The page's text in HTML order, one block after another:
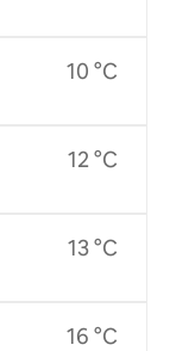
10 °C
12 °C
13 °C
16 °C